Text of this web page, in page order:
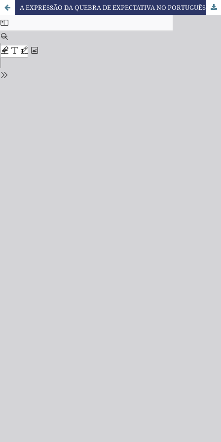
A EXPRESSÃO DA QUEBRA DE EXPECTATIVA NO PORTUGUÊS BRASILEIRO